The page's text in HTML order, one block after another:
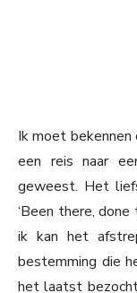
Ik moet bekennen
een reis naar
geweest. Het
‘Been there,
ik kan het
bestemming die
het laatst